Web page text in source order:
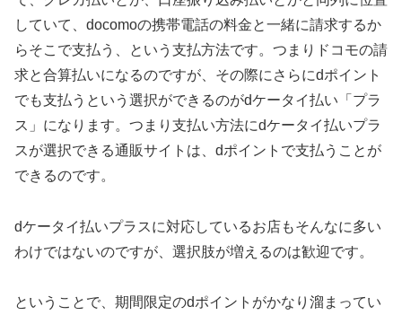
していて、docomoの携帯電話の料金と一緒に請求するか
らそこで支払う、という支払方法です。つまりドコモの請
求と合算払いになるのですが、その際にさらにdポイント
でも支払うという選択ができるのがdケータイ払い「プラ
ス」になります。つまり支払い方法にdケータイ払いプラ
スが選択できる通販サイトは、dポイントで支払うことが
できるのです。
dケータイ払いプラスに対応しているお店もそんなに多い
わけではないのですが、選択肢が増えるのは歓迎です。
ということで、期間限定のdポイントがかなり溜まってい